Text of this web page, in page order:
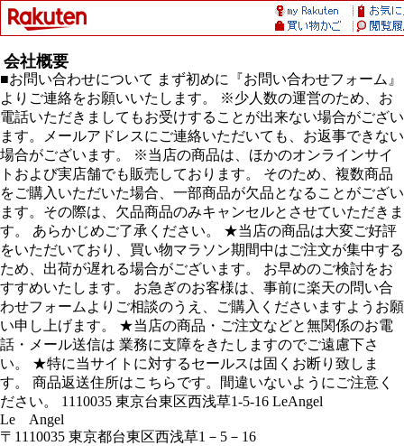
会社概要
■お問い合わせについて まず初めに『お問い合わせフォーム』
よりご連絡をお願いいたします。 ※少人数の運営のため、お
電話いただきましてもお受けすることが出来ない場合がござい
ます。メールアドレスにご連絡いただいても、お返事できない
場合がございます。 ※当店の商品は、ほかのオンラインサイ
トおよび実店舗でも販売しております。 そのため、複数商品
をご購入いただいた場合、一部商品が欠品となることがござい
ます。その際は、欠品商品のみキャンセルとさせていただきま
す。 あらかじめご了承ください。 ★当店の商品は大変ご好評
をいただいており、買い物マラソン期間中はご注文が集中する
ため、出荷が遅れる場合がございます。 お早めのご検討をお
すすめいたします。 お急ぎのお客様は、事前に楽天の問い合
わせフォームよりご相談のうえ、ご購入くださいますようお願
い申し上げます。 ★当店の商品・ご注文などと無関係のお電
話・メール送信は 業務に支障をきたしますのでご遠慮下さ
い。 ★特に当サイトに対するセールスは固くお断り致しま
す。 商品返送住所はこちらです。間違いないようにご注意く
ださい。 1110035 東京台東区西浅草1-5-16 LeAngel
Le Angel
〒1110035 東京都台東区西浅草1－5－16